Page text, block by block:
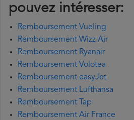
pouvez intéresser:
Remboursement Vueling
Remboursement Wizz Air
Remboursement Ryanair
Remboursement Volotea
Remboursement easyJet
Remboursement Lufthansa
Remboursement Tap
Remboursement Air France